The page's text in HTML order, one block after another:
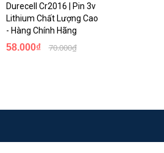
Durecell Cr2016 | Pin 3v
Lithium Chất Lượng Cao
- Hàng Chính Hãng
58.000₫ 70.000₫